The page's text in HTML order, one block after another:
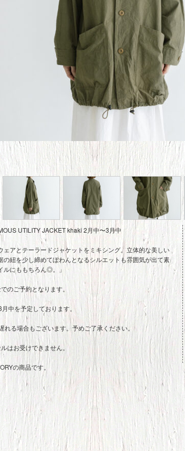
UTILITY JACKET khaki 2月中〜3月中
ェアとテーラードジャケットをミキシング。立体的な美しい
の紐を少し締めてぽわんとなるシルエットも雰囲気が出て素
ルにももちろん◎。」
のご予約となります。
中を予定しております。
れる場合もございます。予めご了承ください。
はお受けできません。
の商品です。